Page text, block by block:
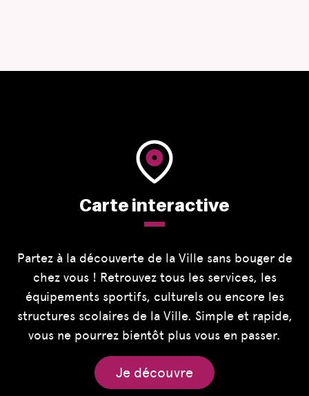
Carte interactive
Partez à la découverte de la Ville sans bouger de
chez vous ! Retrouvez tous les services, les
équipements sportifs, culturels ou encore les
structures scolaires de la Ville. Simple et rapide,
vous ne pourrez bientôt plus vous en passer.
Je découvre